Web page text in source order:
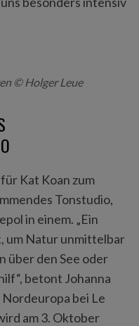
© Holger Leue
Kat Koan zum
Tonstudio,
in einem. „Ein
um Natur unmittelbar
über den See oder
betont Johanna
bei Le
am 3. Oktober